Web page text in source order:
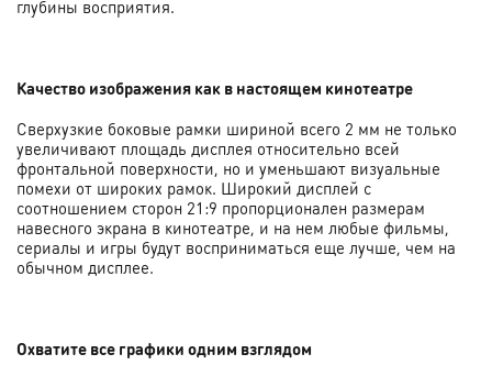
глубины восприятия.
Качество изображения как в настоящем кинотеатре
Сверхузкие боковые рамки шириной всего 2 мм не только
увеличивают площадь дисплея относительно всей
фронтальной поверхности, но и уменьшают визуальные
помехи от широких рамок. Широкий дисплей с
соотношением сторон 21:9 пропорционален размерам
навесного экрана в кинотеатре, и на нем любые фильмы,
сериалы и игры будут восприниматься еще лучше, чем на
обычном дисплее.
Охватите все графики одним взглядом